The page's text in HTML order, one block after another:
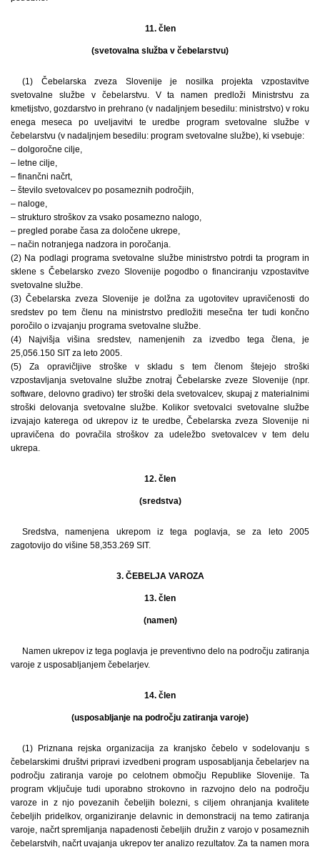
11. člen
(svetovalna služba v čebelarstvu)
(1) Čebelarska zveza Slovenije je nosilka projekta vzpostavitve
svetovalne službe v čebelarstvu. V ta namen predloži Ministrstvu za
kmetijstvo, gozdarstvo in prehrano (v nadaljnjem besedilu: ministrstvo) v roku
enega meseca po uveljavitvi te uredbe program svetovalne službe v
čebelarstvu (v nadaljnjem besedilu: program svetovalne službe), ki vsebuje:
– dolgoročne cilje,
– letne cilje,
– finančni načrt,
– število svetovalcev po posameznih področjih,
– naloge,
– strukturo stroškov za vsako posamezno nalogo,
– pregled porabe časa za določene ukrepe,
– način notranjega nadzora in poročanja.
(2) Na podlagi programa svetovalne službe ministrstvo potrdi ta program in
sklene s Čebelarsko zvezo Slovenije pogodbo o financiranju vzpostavitve
svetovalne službe.
(3) Čebelarska zveza Slovenije je dolžna za ugotovitev upravičenosti do
sredstev po tem členu na ministrstvo predložiti mesečna ter tudi končno
poročilo o izvajanju programa svetovalne službe.
(4) Najvišja višina sredstev, namenjenih za izvedbo tega člena, je
25,056.150 SIT za leto 2005.
(5) Za opravičljive stroške v skladu s tem členom štejejo stroški
vzpostavljanja svetovalne službe znotraj Čebelarske zveze Slovenije (npr.
software, delovno gradivo) ter stroški dela svetovalcev, skupaj z materialnimi
stroški delovanja svetovalne službe. Kolikor svetovalci svetovalne službe
izvajajo katerega od ukrepov iz te uredbe, Čebelarska zveza Slovenije ni
upravičena do povračila stroškov za udeležbo svetovalcev v tem delu
ukrepa.
12. člen
(sredstva)
Sredstva, namenjena ukrepom iz tega poglavja, se za leto 2005
zagotovijo do višine 58,353.269 SIT.
3. ČEBELJA VAROZA
13. člen
(namen)
Namen ukrepov iz tega poglavja je preventivno delo na področju zatiranja
varoje z usposabljanjem čebelarjev.
14. člen
(usposabljanje na področju zatiranja varoje)
(1) Priznana rejska organizacija za kranjsko čebelo v sodelovanju s
čebelarskimi društvi pripravi izvedbeni program usposabljanja čebelarjev na
področju zatiranja varoje po celotnem območju Republike Slovenije. Ta
program vključuje tudi uporabno strokovno in razvojno delo na področju
varoze in z njo povezanih čebeljih bolezni, s ciljem ohranjanja kvalitete
čebeljih pridelkov, organiziranje delavnic in demonstracij na temo zatiranja
varoje, načrt spremljanja napadenosti čebeljih družin z varojo v posameznih
čebelarstvih, načrt uvajanja ukrepov ter analizo rezultatov. Za ta namen mora